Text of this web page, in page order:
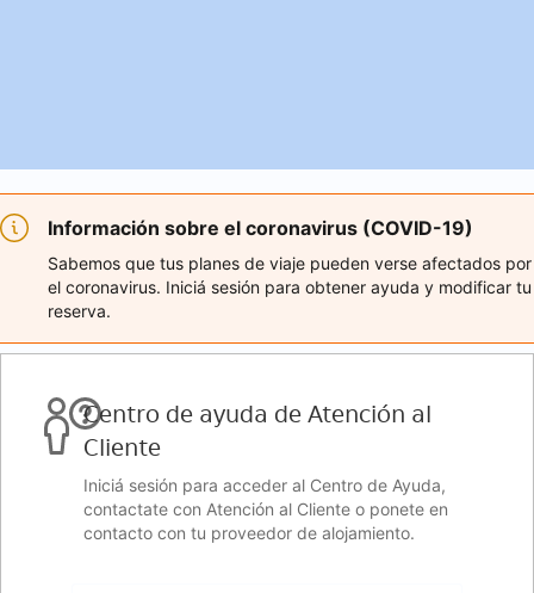
Información sobre el coronavirus (COVID-19)
Sabemos que tus planes de viaje pueden verse afectados por
el coronavirus. Iniciá sesión para obtener ayuda y modificar tu
reserva.
Centro de ayuda de Atención al
Cliente
Iniciá sesión para acceder al Centro de Ayuda,
contactate con Atención al Cliente o ponete en
contacto con tu proveedor de alojamiento.